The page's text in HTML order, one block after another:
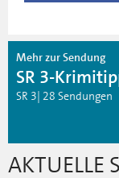
Mehr zur Sendung
SR 3-
SR 3| 28 Sendungen
AKTUELLE